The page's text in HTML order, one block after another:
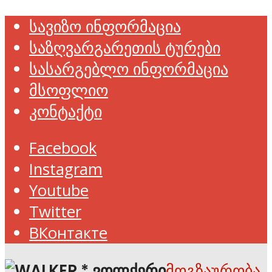
სავიზო ინფორმაცია
საზღვარგარეთის ტურები
სასარგებლო ინფორმაცია
მსოფლიო
კონტაქტი
Facebook
Instagram
Youtube
Twitter
ВКонтакте